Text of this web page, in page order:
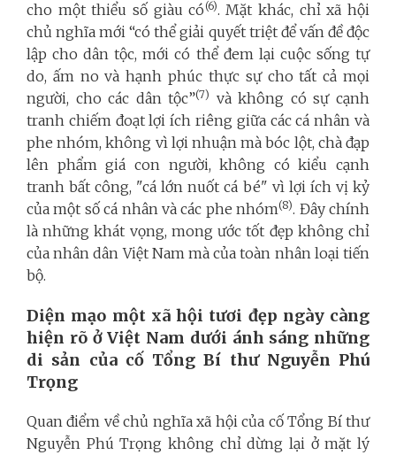
cho một thiểu số giàu có (6). Mặt khác, chỉ xã hội
chủ nghĩa mới “có thể giải quyết triệt để vấn đề độc
lập cho dân tộc, mới có thể đem lại cuộc sống tự
do, ấm no và hạnh phúc thực sự cho tất cả mọi
người, cho các dân tộc”(7) và không có sự cạnh
tranh chiếm đoạt lợi ích riêng giữa các cá nhân và
phe nhóm, không vì lợi nhuận mà bóc lột, chà đạp
lên phẩm giá con người, không có kiểu cạnh
tranh bất công, "cá lớn nuốt cá bé" vì lợi ích vị kỷ
của một số cá nhân và các phe nhóm(8). Đây chính
là những khát vọng, mong ước tốt đẹp không chỉ
của nhân dân Việt Nam mà của toàn nhân loại tiến
bộ.
Diện mạo một xã hội tươi đẹp ngày càng
hiện rõ ở Việt Nam dưới ánh sáng những
di sản của cố Tổng Bí thư Nguyễn Phú
Trọng
Quan điểm về chủ nghĩa xã hội của cố Tổng Bí thư
Nguyễn Phú Trọng không chỉ dừng lại ở mặt lý